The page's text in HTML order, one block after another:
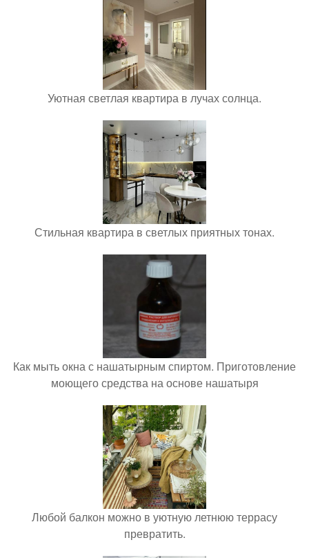
Уютная светлая квартира в лучах солнца.
Стильная квартира в светлых приятных тонах.
Как мыть окна с нашатырным спиртом. Приготовление
моющего средства на основе нашатыря
Любой балкон можно в уютную летнюю террасу
превратить.